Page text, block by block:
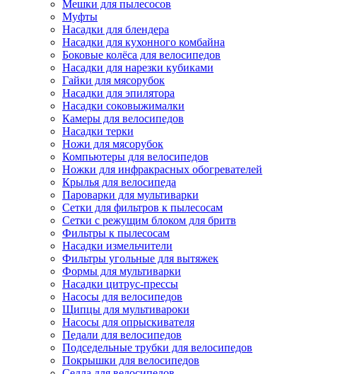
Мешки для пылесосов
Муфты
Насадки для блендера
Насадки для кухонного комбайна
Боковые колёса для велосипедов
Насадки для нарезки кубиками
Гайки для мясорубок
Насадки для эпилятора
Насадки соковыжималки
Камеры для велосипедов
Насадки терки
Ножи для мясорубок
Компьютеры для велосипедов
Ножки для инфракрасных обогревателей
Крылья для велосипеда
Пароварки для мультиварки
Сетки для фильтров к пылесосам
Сетки с режущим блоком для бритв
Фильтры к пылесосам
Насадки измельчители
Фильтры угольные для вытяжек
Формы для мультиварки
Насадки цитрус-прессы
Насосы для велосипедов
Щипцы для мультивароки
Насосы для опрыскивателя
Педали для велосипедов
Подседельные трубки для велосипедов
Покрышки для велосипедов